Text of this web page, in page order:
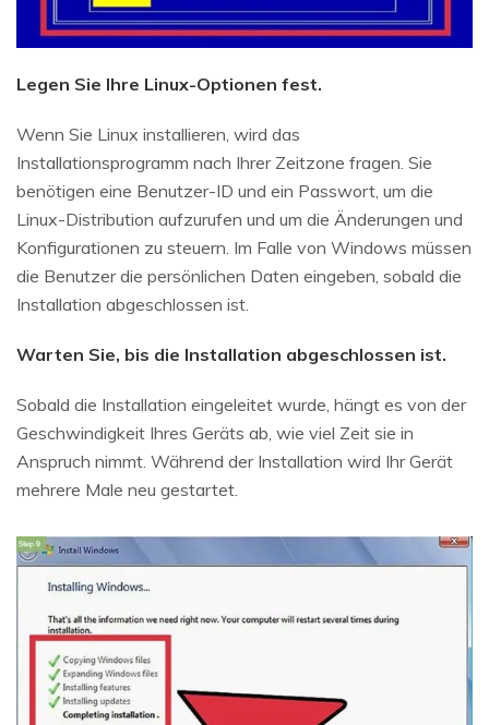
Legen Sie Ihre Linux-Optionen fest.
Wenn Sie Linux installieren, wird das
Installationsprogramm nach Ihrer Zeitzone fragen. Sie
benötigen eine Benutzer-ID und ein Passwort, um die
Linux-Distribution aufzurufen und um die Änderungen und
Konfigurationen zu steuern. Im Falle von Windows müssen
die Benutzer die persönlichen Daten eingeben, sobald die
Installation abgeschlossen ist.
Warten Sie, bis die Installation abgeschlossen ist.
Sobald die Installation eingeleitet wurde, hängt es von der
Geschwindigkeit Ihres Geräts ab, wie viel Zeit sie in
Anspruch nimmt. Während der Installation wird Ihr Gerät
mehrere Male neu gestartet.